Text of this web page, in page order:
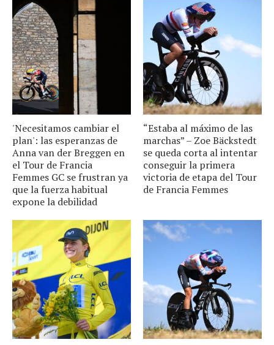
'Necesitamos cambiar el
plan': las esperanzas de
Anna van der Breggen en
el Tour de Francia
Femmes GC se frustran ya
que la fuerza habitual
expone la debilidad
“Estaba al máximo de las
marchas” – Zoe Bäckstedt
se queda corta al intentar
conseguir la primera
victoria de etapa del Tour
de Francia Femmes